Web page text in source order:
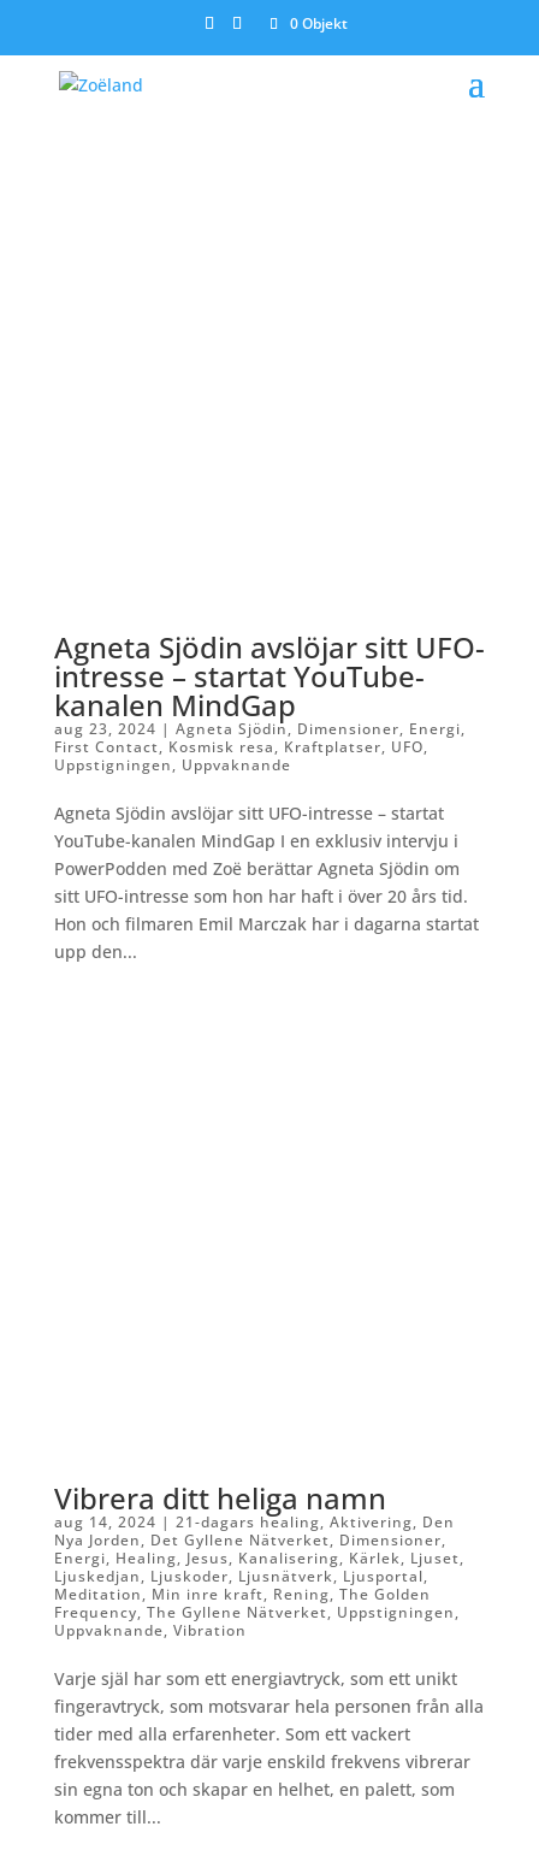
0 Objekt
Agneta Sjödin avslöjar sitt UFO-
intresse – startat YouTube-
kanalen MindGap
aug 23, 2024 | Agneta Sjödin, Dimensioner, Energi,
First Contact, Kosmisk resa, Kraftplatser, UFO,
Uppstigningen, Uppvaknande
Agneta Sjödin avslöjar sitt UFO-intresse – startat
YouTube-kanalen MindGap I en exklusiv intervju i
PowerPodden med Zoë berättar Agneta Sjödin om
sitt UFO-intresse som hon har haft i över 20 års tid.
Hon och filmaren Emil Marczak har i dagarna startat
upp den...
Vibrera ditt heliga namn
aug 14, 2024 | 21-dagars healing, Aktivering, Den
Nya Jorden, Det Gyllene Nätverket, Dimensioner,
Energi, Healing, Jesus, Kanalisering, Kärlek, Ljuset,
Ljuskedjan, Ljuskoder, Ljusnätverk, Ljusportal,
Meditation, Min inre kraft, Rening, The Golden
Frequency, The Gyllene Nätverket, Uppstigningen,
Uppvaknande, Vibration
Varje själ har som ett energiavtryck, som ett unikt
fingeravtryck, som motsvarar hela personen från alla
tider med alla erfarenheter. Som ett vackert
frekvensspektra där varje enskild frekvens vibrerar
sin egna ton och skapar en helhet, en palett, som
kommer till...